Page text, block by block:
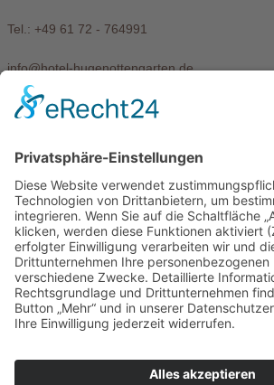
Tel.: +49 61 72 - 764991
info@hotel-hugenottengarten.de
www.hotel-hugenottengarten.de
Menü
Home
Kontakt
Datenschutzerklärung
Impressum
Kontakt
Hotel Hugenottengarten Jakov Ursic GmbH
61381 Friedrichsdorf